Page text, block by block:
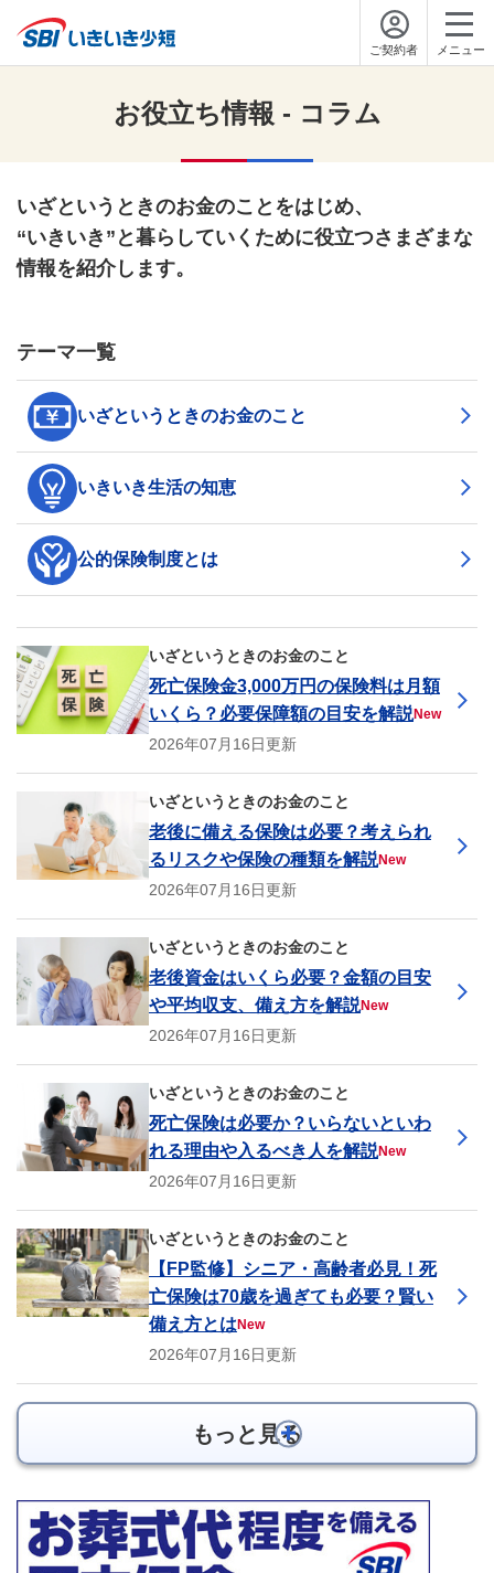
ご契約者 メニュー
お役立ち情報 - コラム
いざというときのお金のことをはじめ、
“いきいき”と暮らしていくために役立つさまざまな
情報を紹介します。
テーマ一覧
いざというときのお金のこと
いきいき生活の知恵
公的保険制度とは
いざというときのお金のこと
死亡保険金3,000万円の保険料は月額
いくら？必要保障額の目安を解説New
2026年07月16日更新
いざというときのお金のこと
老後に備える保険は必要？考えられ
るリスクや保険の種類を解説New
2026年07月16日更新
いざというときのお金のこと
老後資金はいくら必要？金額の目安
や平均収支、備え方を解説New
2026年07月16日更新
いざというときのお金のこと
死亡保険は必要か？いらないといわ
れる理由や入るべき人を解説New
2026年07月16日更新
いざというときのお金のこと
【FP監修】シニア・高齢者必見！死
亡保険は70歳を過ぎても必要？賢い
備え方とは New
2026年07月16日更新
もっと見る